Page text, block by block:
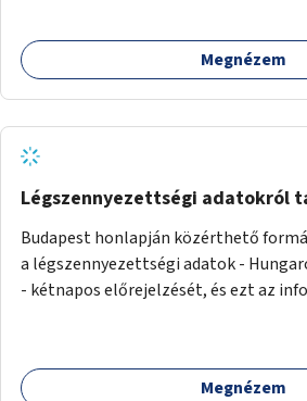
Megnézem
Légszennyezettségi adatokról
Budapest honlapján közérthető
a légszennyezettségi adatok -
- kétnapos előrejelzését, és ezt az
Megnézem